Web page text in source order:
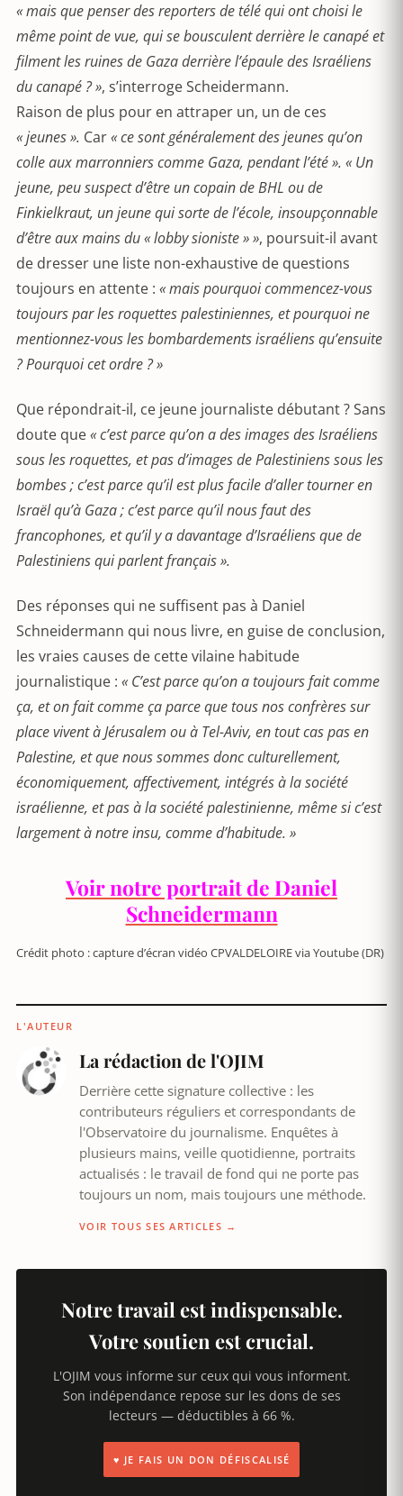
« mais que penser des reporters de télé qui ont choisi le
même point de vue, qui se bousculent derrière le canapé et
filment les ruines de Gaza derrière l’épaule des Israéliens
du canapé ? », s’interroge Scheidermann.
Raison de plus pour en attraper un, un de ces
« jeunes ». Car« ce sont généralement des jeunes qu’on
colle aux marronniers comme Gaza, pendant l’été ». « Un
jeune, peu suspect d’être un copain de BHL ou de
Finkielkraut, un jeune qui sorte de l’école, insoupçonnable
d’être aux mains du « lobby sioniste » », poursuit-il avant
de dresser une liste non-exhaustive de questions
toujours en attente : « mais pourquoi commencez-vous
toujours par les roquettes palestiniennes, et pourquoi ne
mentionnez-vous les bombardements israéliens qu’ensuite
? Pourquoi cet ordre ? »
Que répondrait-il, ce jeune journaliste débutant ? Sans
doute que« c’est parce qu’on a des images des Israéliens
sous les roquettes, et pas d’images de Palestiniens sous les
bombes ; c’est parce qu’il est plus facile d’aller tourner en
Israël qu’à Gaza ; c’est parce qu’il nous faut des
francophones, et qu’il y a davantage d’Israéliens que de
Palestiniens qui parlent français ».
Des réponses qui ne suffisent pas à Daniel
Schneidermann qui nous livre, en guise de conclusion,
les vraies causes de cette vilaine habitude
journalistique : « C’est parce qu’on a toujours fait comme
ça, et on fait comme ça parce que tous nos confrères sur
place vivent à Jérusalem ou à Tel-Aviv, en tout cas pas en
Palestine, et que nous sommes donc culturellement,
économiquement, affectivement, intégrés à la société
israélienne, et pas à la société palestinienne, même si c’est
largement à notre insu, comme d’habitude. »
Voir notre portrait de Daniel
Schneidermann
Crédit photo : capture d’écran vidéo CPVALDELOIRE via Youtube (DR)
L'AUTEUR
La rédaction de l'OJIM
Derrière cette signature collective : les
contributeurs réguliers et correspondants de
l'Observatoire du journalisme. Enquêtes à
plusieurs mains, veille quotidienne, portraits
actualisés : le travail de fond qui ne porte pas
toujours un nom, mais toujours une méthode.
VOIR TOUS SES ARTICLES →
Notre travail est indispensable.
Votre soutien est crucial.
L'OJIM vous informe sur ceux qui vous informent.
Son indépendance repose sur les dons de ses
lecteurs — déductibles à 66 %.
♥ JE FAIS UN DON DÉFISCALISÉ